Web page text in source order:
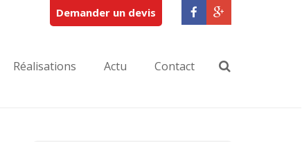
Demander un devis
Réalisations Actu Contact